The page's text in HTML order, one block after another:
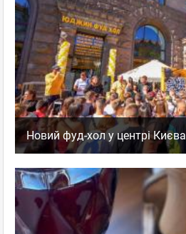
Новий фуд-хол у центрі Києва